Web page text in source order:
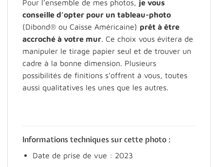
Pour l’ensemble de mes photos, je vous
conseille d’opter pour un tableau-photo
(Dibond® ou Caisse Américaine) prêt à être
accroché à votre mur. Ce choix vous évitera de
manipuler le tirage papier seul et de trouver un
cadre à la bonne dimension. Plusieurs
possibilités de finitions s’offrent à vous, toutes
aussi qualitatives les unes que les autres.
Informations techniques sur cette photo :
Date de prise de vue : 2023